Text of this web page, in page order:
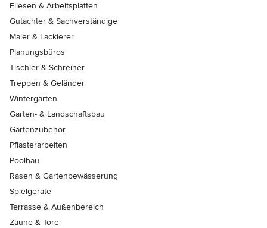
Fliesen & Arbeitsplatten
Gutachter & Sachverständige
Maler & Lackierer
Planungsbüros
Tischler & Schreiner
Treppen & Geländer
Wintergärten
Garten- & Landschaftsbau
Gartenzubehör
Pflasterarbeiten
Poolbau
Rasen & Gartenbewässerung
Spielgeräte
Terrasse & Außenbereich
Zäune & Tore